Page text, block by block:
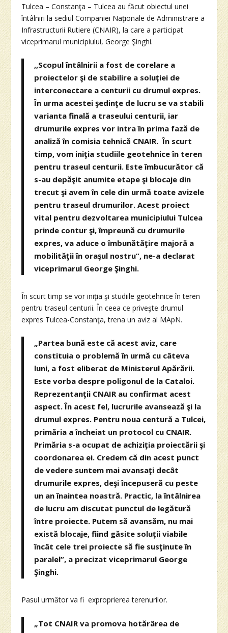
Tulcea – Constanţa – Tulcea au făcut obiectul unei
întâlniri la sediul Companiei Naţionale de Administrare a
Infrastructurii Rutiere (CNAIR), la care a participat
viceprimarul municipiului, George Şinghi.
,,Scopul întâlnirii a fost de corelare a
proiectelor şi de stabilire a soluţiei de
interconectare a centurii cu drumul expres.
În urma acestei şedinţe de lucru se va stabili
varianta finală a traseului centurii, iar
drumurile expres vor intra în prima fază de
analiză în comisia tehnică CNAIR. În scurt
timp, vom iniţia studiile geotehnice în teren
pentru traseul centurii. Este îmbucurător că
s-au depăşit anumite etape şi blocaje din
trecut şi avem în cele din urmă toate avizele
pentru traseul drumurilor. Acest proiect
vital pentru dezvoltarea municipiului Tulcea
prinde contur şi, împreună cu drumurile
expres, va aduce o îmbunătăţire majoră a
mobilităţii în oraşul nostru”, ne-a declarat
viceprimarul George Şinghi.
În scurt timp se vor iniţia şi studiile geotehnice în teren
pentru traseul centurii. În ceea ce priveşte drumul
expres Tulcea-Constanţa, trena un aviz al MApN.
„Partea bună este că acest aviz, care
constituia o problemă în urmă cu câteva
luni, a fost eliberat de Ministerul Apărării.
Este vorba despre poligonul de la Cataloi.
Reprezentanţii CNAIR au confirmat acest
aspect. În acest fel, lucrurile avansează şi la
drumul expres. Pentru noua centură a Tulcei,
primăria a încheiat un protocol cu CNAIR.
Primăria s-a ocupat de achiziţia proiectării şi
coordonarea ei. Credem că din acest punct
de vedere suntem mai avansaţi decât
drumurile expres, deşi începuseră cu peste
un an înaintea noastră. Practic, la întâlnirea
de lucru am discutat punctul de legătură
între proiecte. Putem să avansăm, nu mai
există blocaje, fiind găsite soluţii viabile
încât cele trei proiecte să fie susţinute în
paralel”, a precizat viceprimarul George
Şinghi.
Pasul următor va fi exproprierea terenurilor.
„Tot CNAIR va promova hotărârea de